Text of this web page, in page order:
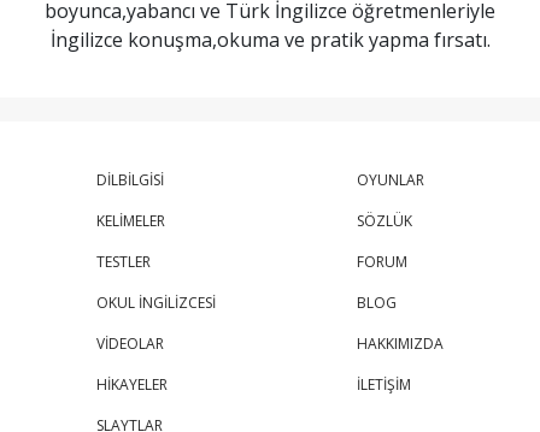
boyunca,yabancı ve Türk İngilizce öğretmenleriyle
İngilizce konuşma,okuma ve pratik yapma fırsatı.
DİLBİLGİSİ
KELİMELER
TESTLER
OKUL İNGİLİZCESİ
VİDEOLAR
HİKAYELER
SLAYTLAR
OYUNLAR
SÖZLÜK
FORUM
BLOG
HAKKIMIZDA
İLETİŞİM